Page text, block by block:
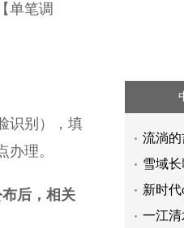
单笔调
识别），填
理。
后，相关
流淌
雪域长
新时
一江